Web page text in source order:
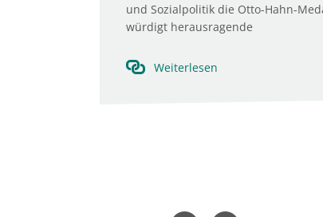
und Sozialpolitik die Otto-Hahn-
würdigt herausragende
Weiterlesen